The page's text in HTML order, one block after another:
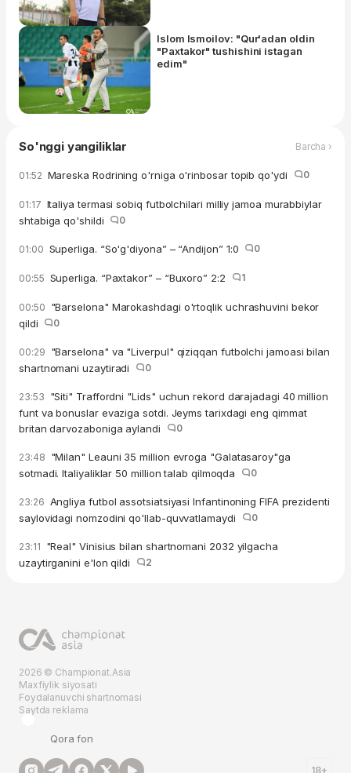
Islom Ismoilov: "Qur'adan oldin
"Paxtakor" tushishini istagan
edim"
So'nggi yangiliklar Barcha ›
01:52 Mareska Rodrining o'rniga o'rinbosar topib qo'ydi 0
01:17 Italiya termasi sobiq futbolchilari milliy jamoa murabbiylar
shtabiga qo'shildi
0
01:00 Superliga. “So'g'diyona” – “Andijon” 1:0 0
00:55 Superliga. “Paxtakor” – “Buxoro” 2:2 1
00:50 "Barselona" Marokashdagi o'rtoqlik uchrashuvini bekor
qildi
0
00:29 "Barselona" va "Liverpul" qiziqqan futbolchi jamoasi bilan
shartnomani uzaytiradi
0
23:53 "Siti" Traffordni "Lids" uchun rekord darajadagi 40 million
funt va bonuslar evaziga sotdi. Jeyms tarixdagi eng qimmat
britan darvozaboniga aylandi
0
23:48 "Milan" Leauni 35 million evroga "Galatasaroy"ga
sotmadi. Italiyaliklar 50 million talab qilmoqda
0
23:26 Angliya futbol assotsiatsiyasi Infantinoning FIFA prezidenti
saylovidagi nomzodini qo'llab-quvvatlamaydi
0
23:11 "Real" Vinisius bilan shartnomani 2032 yilgacha
uzaytirganini e'lon qildi
2
2026 © Championat.Asia
Maxfiylik siyosati
Foydalanuvchi shartnomasi
Saytda reklama
Qora fon
18+